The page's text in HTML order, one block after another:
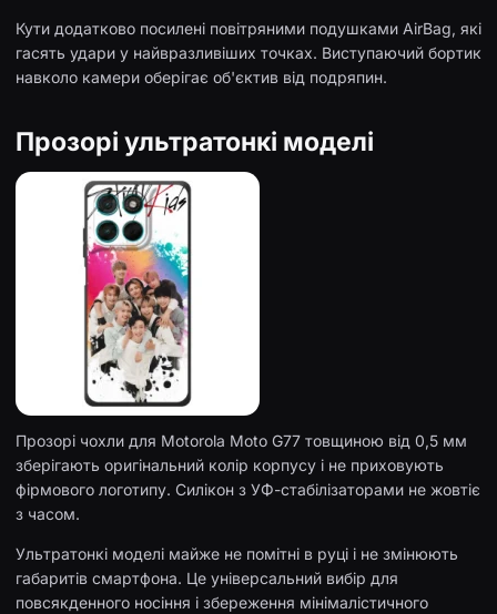
Кути додатково посилені повітряними подушками AirBag, які
гасять удари у найвразливіших точках. Виступаючий бортик
навколо камери оберігає об'єктив від подряпин.
Прозорі ультратонкі моделі
Прозорі чохли для Motorola Moto G77 товщиною від 0,5 мм
зберігають оригінальний колір корпусу і не приховують
фірмового логотипу. Силікон з УФ-стабілізаторами не жовтіє
з часом.
Ультратонкі моделі майже не помітні в руці і не змінюють
габаритів смартфона. Це універсальний вибір для
повсякденного носіння і збереження мінімалістичного